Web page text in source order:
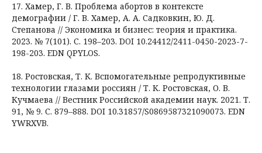
17. Хамер, Г. В. Проблема абортов в контексте
демографии / Г. В. Хамер, А. А. Садковкин, Ю. Д.
Степанова // Экономика и бизнес: теория и практика.
2023. № 7(101). С. 198–203. DOI 10.24412/2411-0450-2023-7-
198-203. EDN QPYLOS.
18. Ростовская, Т. К. Вспомогательные репродуктивные
технологии глазами россиян / Т. К. Ростовская, О. В.
Кучмаева // Вестник Российской академии наук. 2021. Т.
91, № 9. С. 879–888. DOI 10.31857/S0869587321090073. EDN
YWRXVB.